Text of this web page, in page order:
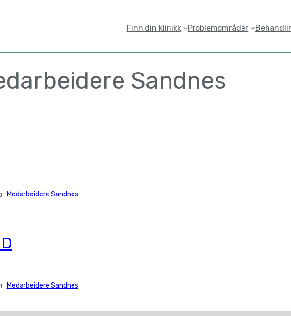
Finn din klinikk Problemområder
Sandnes
Medarbeidere Sandnes
Medarbeidere Sandnes